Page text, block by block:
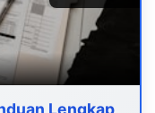
Lengkap